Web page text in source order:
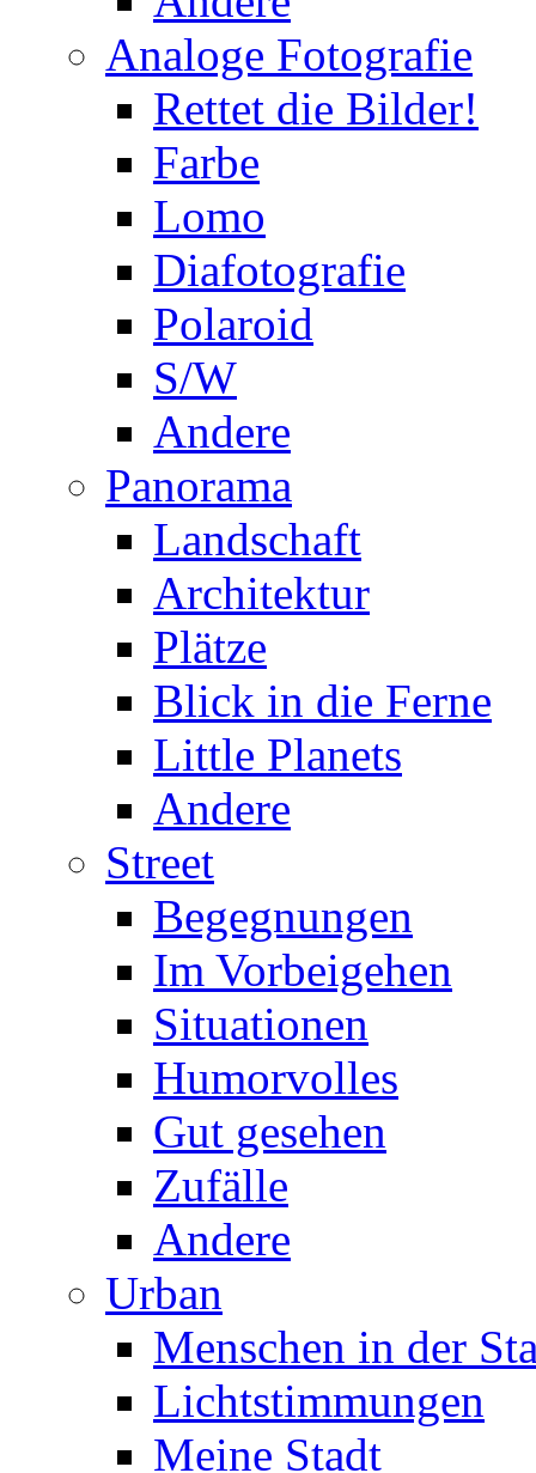
Analoge Fotografie
Rettet die Bilder!
Farbe
Lomo
Diafotografie
Polaroid
S/W
Andere
Panorama
Landschaft
Architektur
Plätze
Blick in die Ferne
Little Planets
Andere
Street
Begegnungen
Im Vorbeigehen
Situationen
Humorvolles
Gut gesehen
Zufälle
Andere
Urban
Menschen in der
Lichtstimmungen
Meine Stadt